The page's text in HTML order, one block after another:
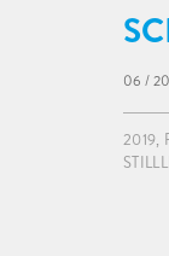
06 /
2019,